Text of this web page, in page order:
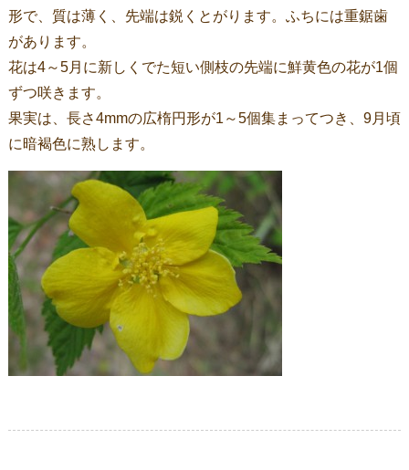
形で、質は薄く、先端は鋭くとがります。ふちには重鋸歯
があります。
花は4～5月に新しくでた短い側枝の先端に鮮黄色の花が1個
ずつ咲きます。
果実は、長さ4mmの広楕円形が1～5個集まってつき、9月頃
に暗褐色に熟します。